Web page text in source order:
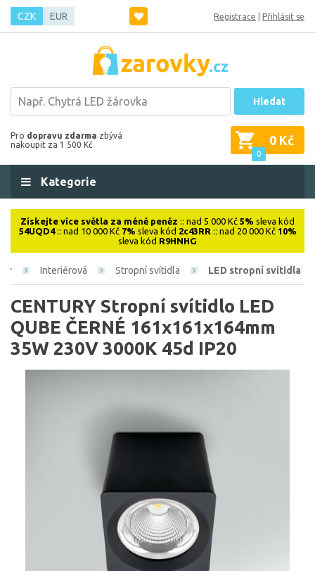
CZK EUR Registrace Přihlásit se
Hledat
Pro dopravu zdarma zbývá
nakoupit za 1 500 Kč
0
0 Kč
Kategorie
Získejte více světla za méně peněz :: nad 5 000 Kč 5% sleva kód
54UQD4:: nad 10 000 Kč 7% sleva kód 2c43RR :: nad 20 000 Kč 10%
sleva kód R9HNHG
Interiérová Stropní svítidla LED stropní svítidla
CENTURY Stropní svítidlo LED
QUBE ČERNÉ 161x161x164mm
35W 230V 3000K 45d IP20